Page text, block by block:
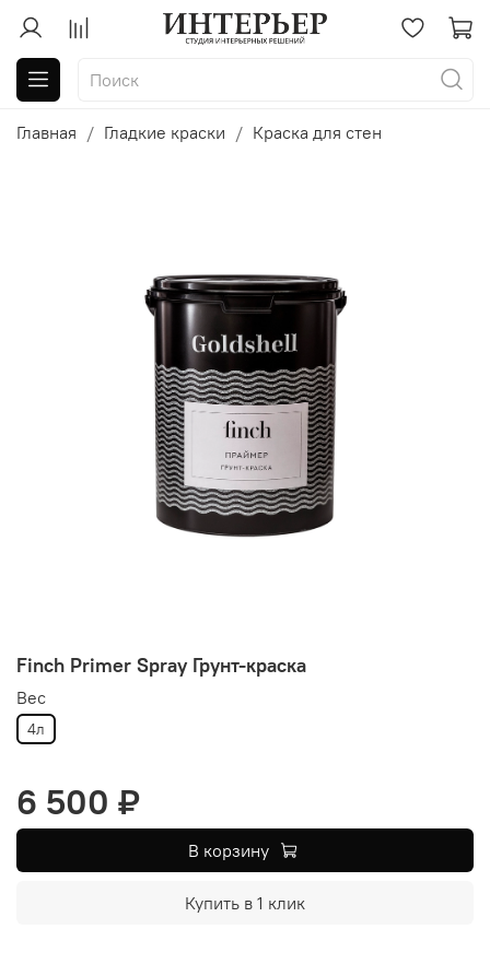
Главная Гладкие краски Краска для стен
Finch Primer Spray Грунт-краска
Вес
4л
6 500 ₽
В корзину
Купить в 1 клик